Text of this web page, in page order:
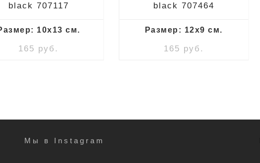
black 707117
10x13 см.
165 руб.
black 707464
Размер: 12x9 см.
165 руб.
Мы в Instagram